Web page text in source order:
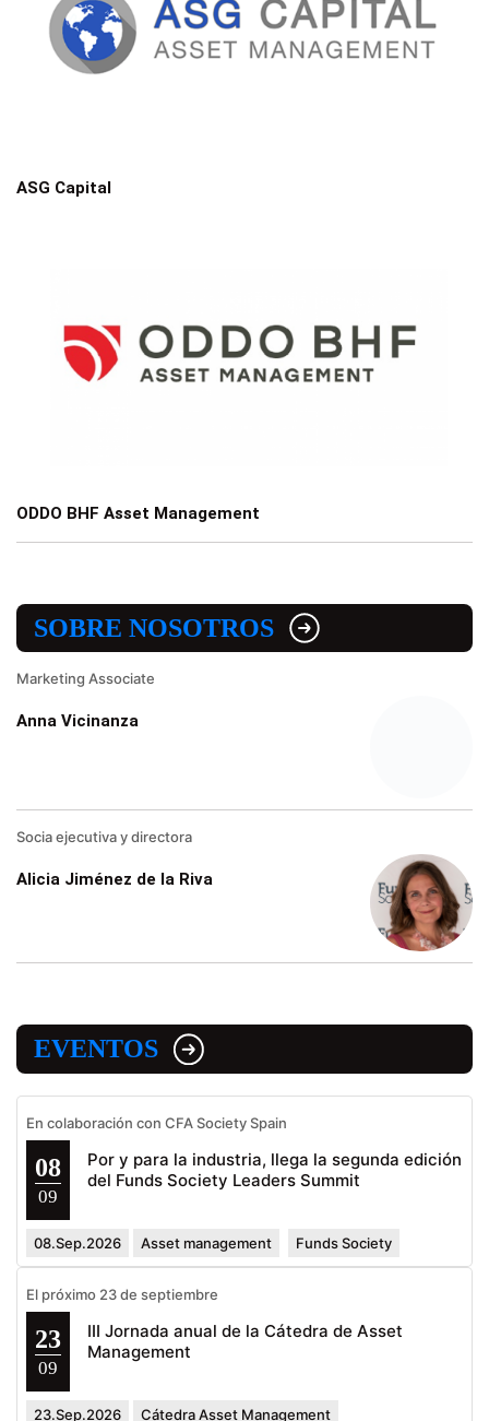
ASG Capital
ODDO BHF Asset Management
SOBRE NOSOTROS
Marketing Associate
Anna Vicinanza
Socia ejecutiva y directora
Alicia Jiménez de la Riva
EVENTOS
En colaboración con CFA Society Spain
08
09
Por y para la industria, llega la segunda edición
del Funds Society Leaders Summit
08.Sep.2026 Asset management Funds Society
El próximo 23 de septiembre
23
09
III Jornada anual de la Cátedra de Asset
Management
23.Sep.2026
Cátedra Asset Management